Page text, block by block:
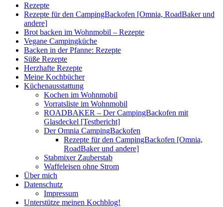
Rezepte
Rezepte für den CampingBackofen [Omnia, RoadBaker und
andere]
Brot backen im Wohnmobil – Rezepte
Vegane Campingküche
Backen in der Pfanne: Rezepte
Süße Rezepte
Herzhafte Rezepte
Meine Kochbücher
Küchenausstattung
Kochen im Wohnmobil
Vorratsliste im Wohnmobil
ROADBAKER – Der CampingBackofen mit
Glasdeckel [Testbericht]
Der Omnia CampingBackofen
Rezepte für den CampingBackofen [Omnia,
RoadBaker und andere]
Stabmixer Zauberstab
Waffeleisen ohne Strom
Über mich
Datenschutz
Impressum
Unterstütze meinen Kochblog!